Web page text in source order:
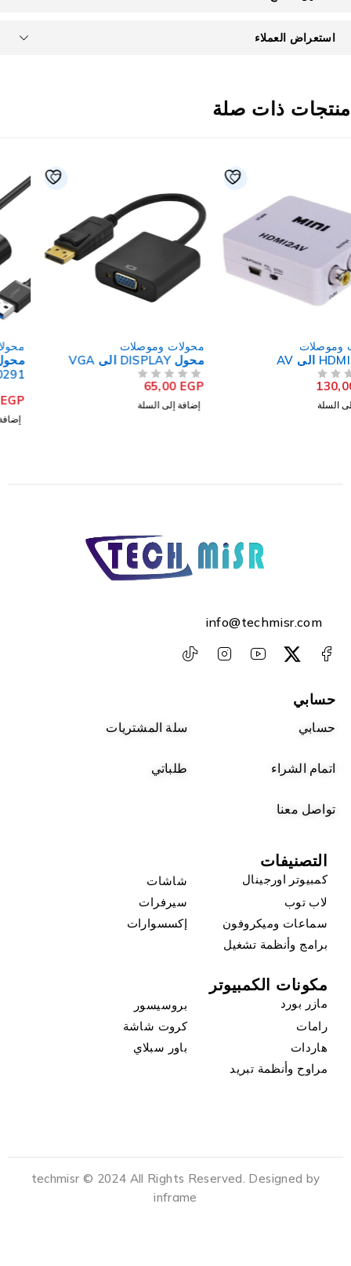
استعراض العملاء
ذات صلة
محولات وموصلات
محول DISPLAY الى VGA
65,00EGP
إضافة إلى السلة
محولات وموصلات
محول يو اس بي 4 منافذ
20291
550,00EGP
info@techmisr.com
حسابي
حسابي سلة المشتريات
اتمام الشراء طلباتي
تواصل معنا
التصنيفات
كمبيوتر اورجينال
شاشات
لاب توب
سيرفرات
سماعات وميكروفون
إكسسوارات
برامج وأنظمة تشغيل
مكونات الكمبيوتر
مازر بورد
بروسيسور
رامات
كروت شاشة
هاردات
باور سبلاي
مراوح وأنظمة تبريد
techmisr © 2024 All Rights Reserved. Designed by
inframe